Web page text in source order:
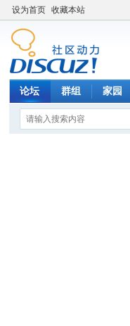
设为首页 收藏本站
论坛 群组 家园